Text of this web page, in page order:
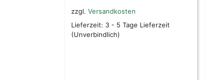
zzgl. Versandkosten
Lieferzeit: 3 - 5 Tage Lieferzeit
(Unverbindlich)